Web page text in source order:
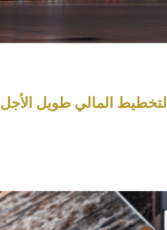
التخطيط المالي طويل الأجل